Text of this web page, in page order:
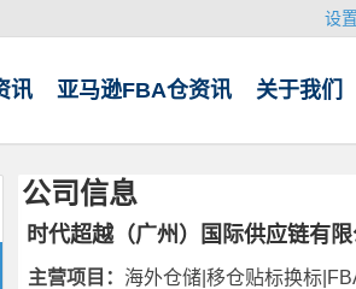
设
讯 亚马逊FBA仓资讯 关于我们
公司信息
时代超越（广州）国际供应链有限
主营项目： 海外仓储|移仓贴标换标